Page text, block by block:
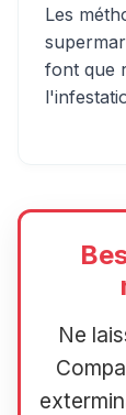
Les
font que
Ne